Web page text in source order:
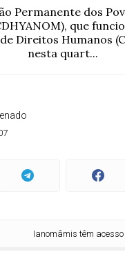
Permanente dos
que
Direitos Humanos
nesta quart...
Ianomâmis têm acesso